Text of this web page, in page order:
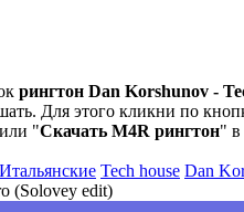
рингтон Dan Korshunov -
Для этого кликни по
"Скачать M4R рингтон" в
Итальянские Tech house Dan
(Solovey edit)